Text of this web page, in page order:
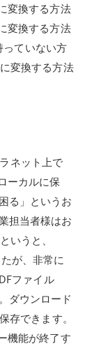
変換する方法
変換する方法
ていない方
変換する方法
ネット上で
ーカルに保
る」というお
担当者様はお
いうと、
が、非常に
ファイル
ダウンロード
存できます。
機能が終了す